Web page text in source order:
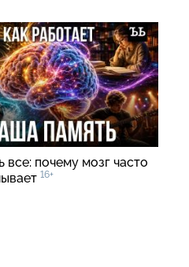
все: почему мозг часто
16+